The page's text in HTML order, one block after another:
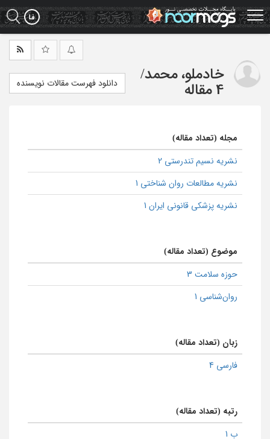
Skip
to
main
خادملو، محمد/
4 مقاله
دانلود فهرست مقالات نویسنده
مجله (تعداد مقاله)
نشریه نسیم تندرستی 2
نشریه مطالعات روان شناختی 1
نشریه پزشکی قانونی ایران 1
موضوع (تعداد مقاله)
حوزه سلامت 3
روان‌شناسی 1
زبان (تعداد مقاله)
فارسی 4
رتبه (تعداد مقاله)
ب 1